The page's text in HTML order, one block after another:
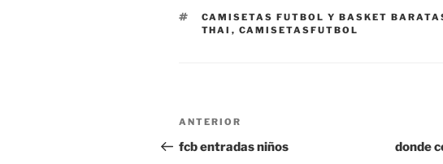
ETIQUETAS
CAMISETAS FUTBOL Y BASKET
THAI , CAMISETASFUTBOL
Navegación
de
Entrada
anterior:
ANTERIOR
fcb entradas niños
donde